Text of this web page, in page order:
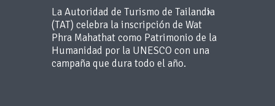
La Autoridad de Turismo de Tailandia
(TAT) celebra la inscripción de Wat
Phra Mahathat como Patrimonio de la
Humanidad por la UNESCO con una
campaña que dura todo el año.